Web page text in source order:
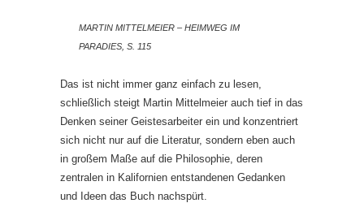
MARTIN MITTELMEIER – HEIMWEG IM
PARADIES, S. 115
Das ist nicht immer ganz einfach zu lesen,
schließlich steigt Martin Mittelmeier auch tief in das
Denken seiner Geistesarbeiter ein und konzentriert
sich nicht nur auf die Literatur, sondern eben auch
in großem Maße auf die Philosophie, deren
zentralen in Kalifornien entstandenen Gedanken
und Ideen das Buch nachspürt.